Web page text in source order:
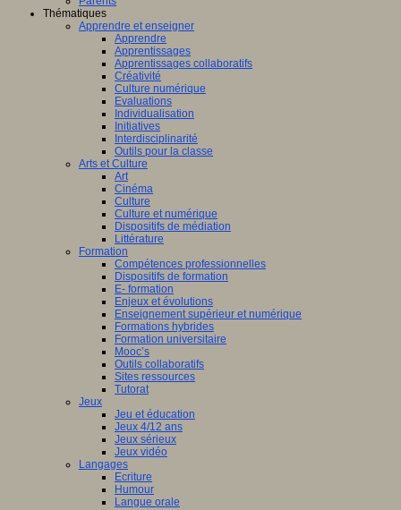
Thématiques
Apprendre et enseigner
Apprendre
Apprentissages
Apprentissages collaboratifs
Créativité
Culture numérique
Evaluations
Individualisation
Initiatives
Interdisciplinarité
Outils pour la classe
Arts et Culture
Art
Cinéma
Culture
Culture et numérique
Dispositifs de médiation
Littérature
Formation
Compétences professionnelles
Dispositifs de formation
E- formation
Enjeux et évolutions
Enseignement supérieur et numérique
Formations hybrides
Formation universitaire
Mooc’s
Outils collaboratifs
Sites ressources
Tutorat
Jeux
Jeu et éducation
Jeux 4/12 ans
Jeux sérieux
Jeux vidéo
Langages
Ecriture
Humour
Langue orale